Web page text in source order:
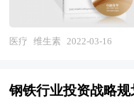
的分析，是企业进
要参考资料，同时也
据。
估项目可行性、效
议对策等，为维生素
为主要内容，重在研
医疗 维生素 2022-03-16
钢铁行业投资战略规